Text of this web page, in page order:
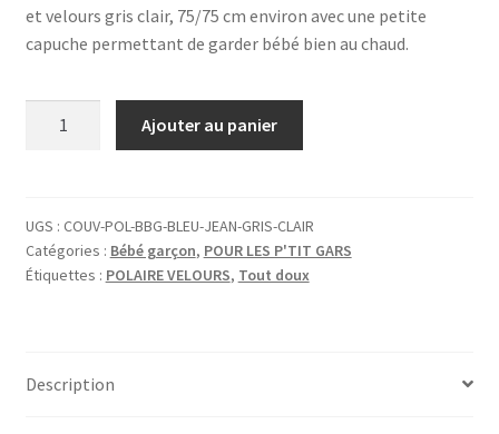
et velours gris clair, 75/75 cm environ avec une petite
capuche permettant de garder bébé bien au chaud.
BEBE
GARCON
EN
ET
Ajouter au panier
UGS : COUV-POL-BBG-BLEU-JEAN-GRIS-CLAIR
Catégories : Bébé garçon, POUR LES P'TIT GARS
Étiquettes : POLAIRE VELOURS, Tout doux
Description